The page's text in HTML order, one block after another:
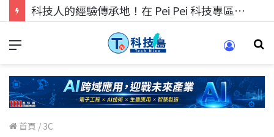
科技人的經驗傳承地！在 Pei Pei 科技專區，與學弟妹交流最硬核的技術
首頁 / 3C